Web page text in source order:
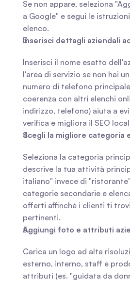
Se non appare, seleziona
a Google" e segui le
elenco.
Inserisci dettagli aziendali
Inserisci il nome esatto
l'area di servizio se non hai
numero di telefono
coerenza con altri elenchi
indirizzo, telefono) aiuta a
verifica e migliora il SEO
Scegli la migliore categoria
Seleziona la categoria
descrive la tua attività
italiano" invece di
categorie secondarie e
offerti affinché i clienti ti
pertinenti.
Aggiungi foto e attributi
Carica un logo ad alta
esterno, interno, staff e
attributi (es. "guidata da